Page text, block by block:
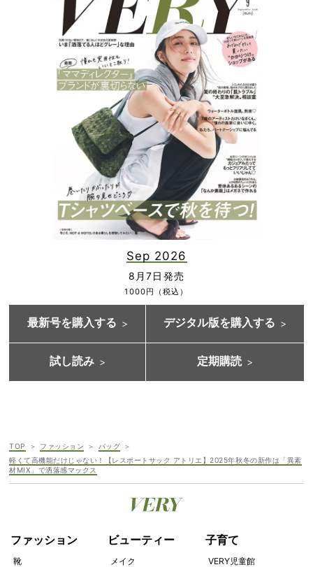
Sep 2026
8月7日発売
1000円（税込）
最新号を購入する デジタル版を購入する
試し読み 定期購読
TOP ファッション
バッグ
軽くて高機能だけじゃない！【レスポートサック アトリエ】2025年秋冬の新作は「異素
材MIX」で洒落感マックス
ファッション
靴
ビューティー
メイク
子育て
VERY児童館